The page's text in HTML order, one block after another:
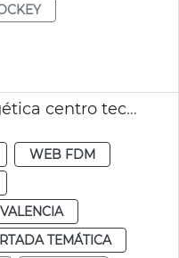
València mejora energética centro tecnificación pelota Natzaret
WEB FDM
VALENCIA
TEMÁTICA